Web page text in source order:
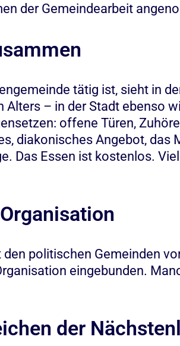
der Gemeindearbeit
tätig ist, sieht in
– in der Stadt ebenso
offene Türen,
diakonisches Angebot, das
Das Essen ist kostenlos.
politischen Gemeinden
eingebunden.
der